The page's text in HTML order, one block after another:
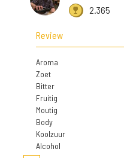
2.365
Review
Aroma
Zoet
Bitter
Fruitig
Moutig
Body
Koolzuur
Alcohol